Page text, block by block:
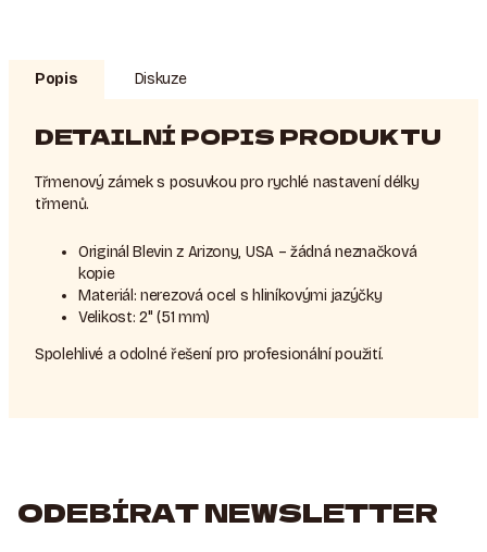
Popis Diskuze
DETAILNÍ POPIS PRODUKTU
Třmenový zámek s posuvkou pro rychlé nastavení délky
třmenů.
Originál Blevin z Arizony, USA – žádná neznačková
kopie
Materiál: nerezová ocel s hliníkovými jazýčky
Velikost: 2" (51 mm)
Spolehlivé a odolné řešení pro profesionální použití.
ODEBÍRAT NEWSLETTER